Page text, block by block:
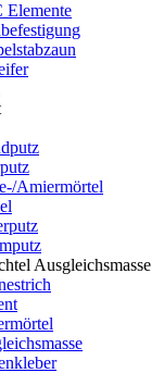
Elemente
Amiermörtel
Ausgleichsmasse